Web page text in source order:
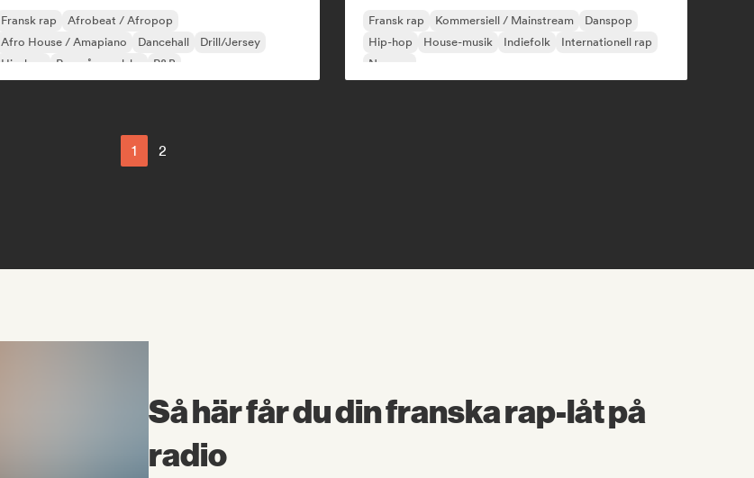
Fransk rap
Afrobeat / Afropop
Afro House / Amapiano
Dancehall
Drill/Jersey
Hip-hop
Rap på engelska R&B
Fransk rap Kommersiell / Mainstream
Danspop
Hip-hop
House-musik Indiefolk
Internationell rap
Ny scen
1 2
Så här får du din franska rap-låt på
radio